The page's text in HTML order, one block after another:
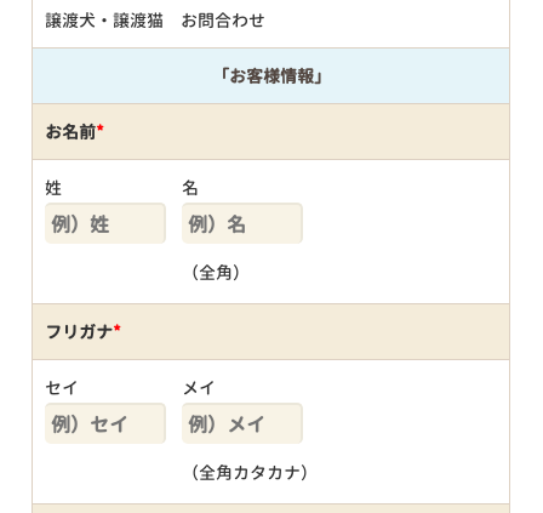
譲渡犬・譲渡猫 お問合わせ
「お客様情報」
お名前*
姓 名
（全角）
フリガナ*
セイ メイ
（全角カタカナ）